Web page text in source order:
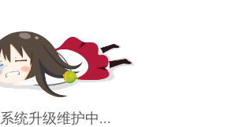
系统升级维护中...